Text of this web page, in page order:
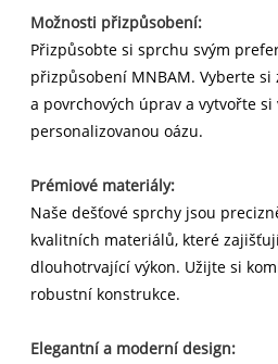
Možnosti přizpůsobení:
Přizpůsobte si sprchu svým
přizpůsobení MNBAM. Vyberte
a povrchových úprav a vytvořte si
personalizovanou oázu.
Prémiové materiály:
Naše dešťové sprchy jsou
kvalitních materiálů, které
dlouhotrvající výkon. Užijte si
robustní konstrukce.
Elegantní a moderní design: